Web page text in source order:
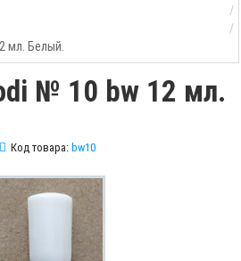
мл. Белый.
№ 10 bw 12 мл.
Код товара: bw10